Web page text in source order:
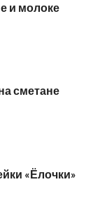
и молоке
сметане
«Ёлочки»